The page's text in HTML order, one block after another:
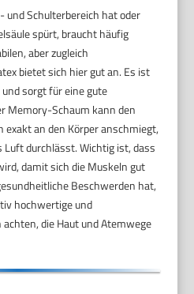
und Schulterbereich hat oder
spürt, braucht häufig
aber zugleich
bietet sich hier gut an. Es ist
sorgt für eine gute
Memory-Schaum kann den
exakt an den Körper anschmiegt,
durchlässt. Wichtig ist, dass
damit sich die Muskeln gut
Beschwerden hat,
hochwertige und
die Haut und Atemwege